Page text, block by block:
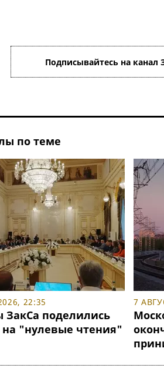
Подписывайтесь на канал
по теме
22:35
ЗакСа поделились
"нулевые чтения"
7